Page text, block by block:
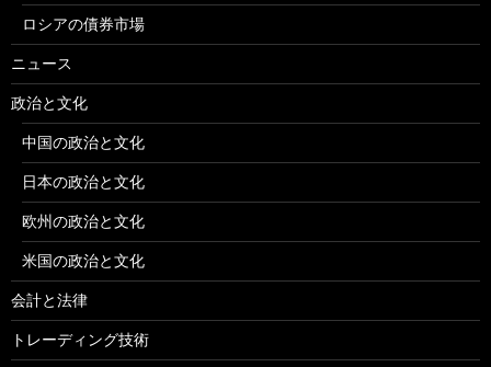
ロシアの債券市場
ニュース
政治と文化
中国の政治と文化
日本の政治と文化
欧州の政治と文化
米国の政治と文化
会計と法律
トレーディング技術